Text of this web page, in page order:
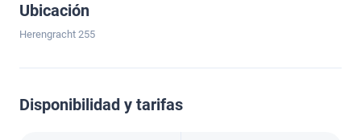
Ubicación
Herengracht 255
Disponibilidad y tarifas